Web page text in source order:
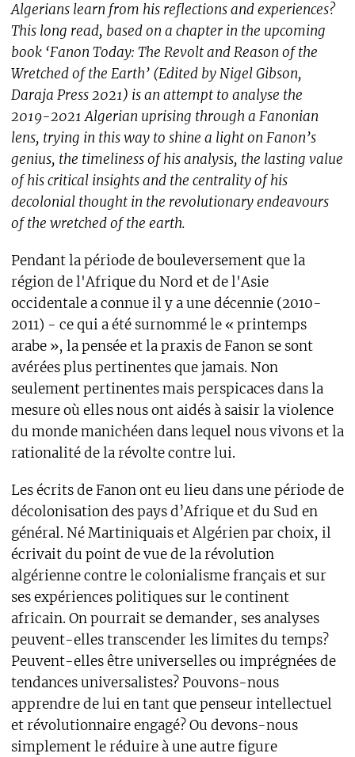
Algerians learn from his reflections and experiences?
This long read, based on a chapter in the upcoming
book ‘Fanon Today: The Revolt and Reason of the
Wretched of the Earth’ (Edited by Nigel Gibson,
Daraja Press 2021) is an attempt to analyse the
2019-2021 Algerian uprising through a Fanonian
lens, trying in this way to shine a light on Fanon’s
genius, the timeliness of his analysis, the lasting value
of his critical insights and the centrality of his
decolonial thought in the revolutionary endeavours
of the wretched of the earth.
Pendant la période de bouleversement que la
région de l'Afrique du Nord et de l'Asie
occidentale a connue il y a une décennie (2010-
2011) - ce qui a été surnommé le « printemps
arabe », la pensée et la praxis de Fanon se sont
avérées plus pertinentes que jamais. Non
seulement pertinentes mais perspicaces dans la
mesure où elles nous ont aidés à saisir la violence
du monde manichéen dans lequel nous vivons et la
rationalité de la révolte contre lui.
Les écrits de Fanon ont eu lieu dans une période de
décolonisation des pays d’Afrique et du Sud en
général. Né Martiniquais et Algérien par choix, il
écrivait du point de vue de la révolution
algérienne contre le colonialisme français et sur
ses expériences politiques sur le continent
africain. On pourrait se demander, ses analyses
peuvent-elles transcender les limites du temps?
Peuvent-elles être universelles ou imprégnées de
tendances universalistes? Pouvons-nous
apprendre de lui en tant que penseur intellectuel
et révolutionnaire engagé? Ou devons-nous
simplement le réduire à une autre figure